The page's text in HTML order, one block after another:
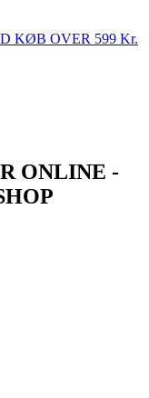
KØB OVER 599 Kr.
ONLINE -